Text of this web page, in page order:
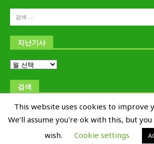
지난기사
검색
Copyright © 교포신문 Kyoposhinmun
This website uses cookies to improve
We'll assume you're ok with this, but
wish.
Cookie settings